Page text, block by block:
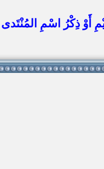
أَوْ ذِكْرُ اسْمِ المُنْتَدى